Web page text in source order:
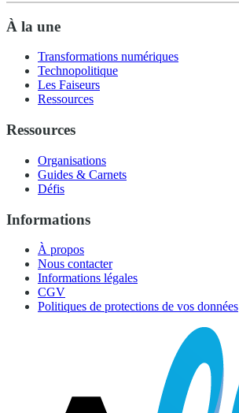
À la une
Transformations numériques
Technopolitique
Les Faiseurs
Ressources
Ressources
Organisations
Guides & Carnets
Défis
Informations
À propos
Nous contacter
Informations légales
CGV
Politiques de protections de vos données